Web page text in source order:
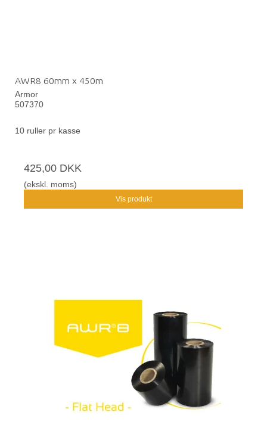
AWR8 60mm x 450m
Armor
507370
10 ruller pr kasse
425,00 DKK
(ekskl. moms)
Vis produkt